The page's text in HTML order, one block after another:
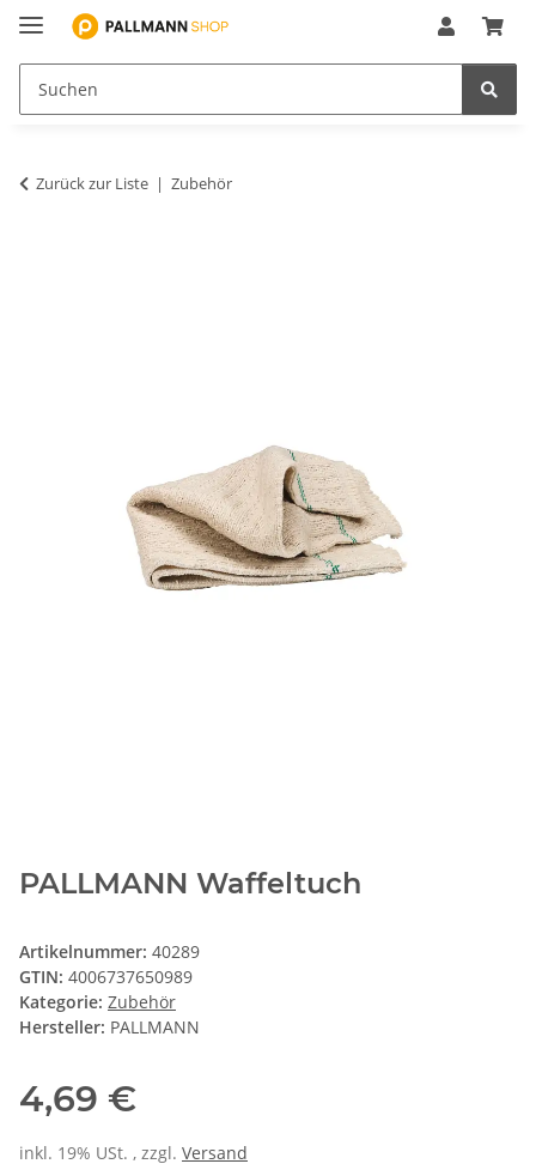
Zurück zur Liste Zubehör
PALLMANN Waffeltuch
Artikelnummer: 40289
GTIN: 4006737650989
Kategorie: Zubehör
Hersteller: PALLMANN
4,69 €
inkl. 19% USt. , zzgl. Versand